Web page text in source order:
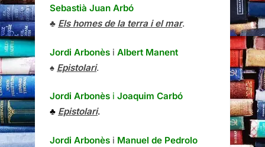
Sebastià Juan Arbó
♣ Els homes de la terra i el mar.
Jordi Arbonès i Albert Manent
♠ Epistolari.
Jordi Arbonès i Joaquim Carbó
♣ Epistolari.
Jordi Arbonès i Manuel de Pedrolo